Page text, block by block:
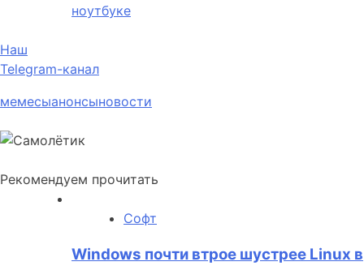
ноутбуке
Наш
Telegram-канал
мемесыанонсыновости
Рекомендуем прочитать
Софт
Windows почти втрое шустрее Linux в